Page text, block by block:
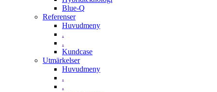
Blue-Q
Referenser
Huvudmeny
.
.
Kundcase
Utmärkelser
Huvudmeny
.
.